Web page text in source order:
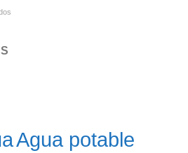
DEL
ACUEDUCTO
Agua potable